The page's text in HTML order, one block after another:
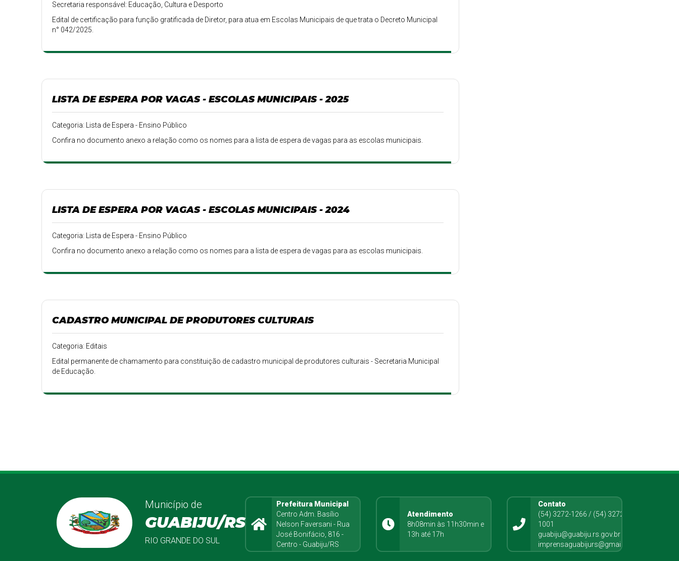
Secretaria responsável: Educação, Cultura e Desporto
Edital de certificação para função gratificada de Diretor, para atua em Escolas Municipais de que trata o Decreto Municipal
n° 042/2025.
LISTA DE ESPERA POR VAGAS - ESCOLAS MUNICIPAIS - 2025
Categoria: Lista de Espera - Ensino Público
Confira no documento anexo a relação como os nomes para a lista de espera de vagas para as escolas municipais.
LISTA DE ESPERA POR VAGAS - ESCOLAS MUNICIPAIS - 2024
Categoria: Lista de Espera - Ensino Público
Confira no documento anexo a relação como os nomes para a lista de espera de vagas para as escolas municipais.
CADASTRO MUNICIPAL DE PRODUTORES CULTURAIS
Categoria: Editais
Edital permanente de chamamento para constituição de cadastro municipal de produtores culturais - Secretaria Municipal
de Educação.
Município de
GUABIJU/RS
RIO GRANDE DO SUL
Prefeitura Municipal
Centro Adm. Basílio
Nelson Faversani - Rua
José Bonifácio, 816 -
Centro - Guabiju/RS
Atendimento
8h08min às 11h30min e
13h até 17h
Contato
(54) 3272-1266 / (54) 3272-
1001
guabiju@guabiju.rs.gov.br
imprensaguabijurs@gmail.com